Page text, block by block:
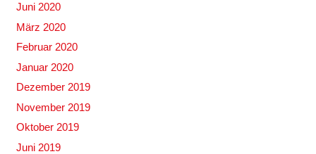
Juni 2020
März 2020
Februar 2020
Januar 2020
Dezember 2019
November 2019
Oktober 2019
Juni 2019